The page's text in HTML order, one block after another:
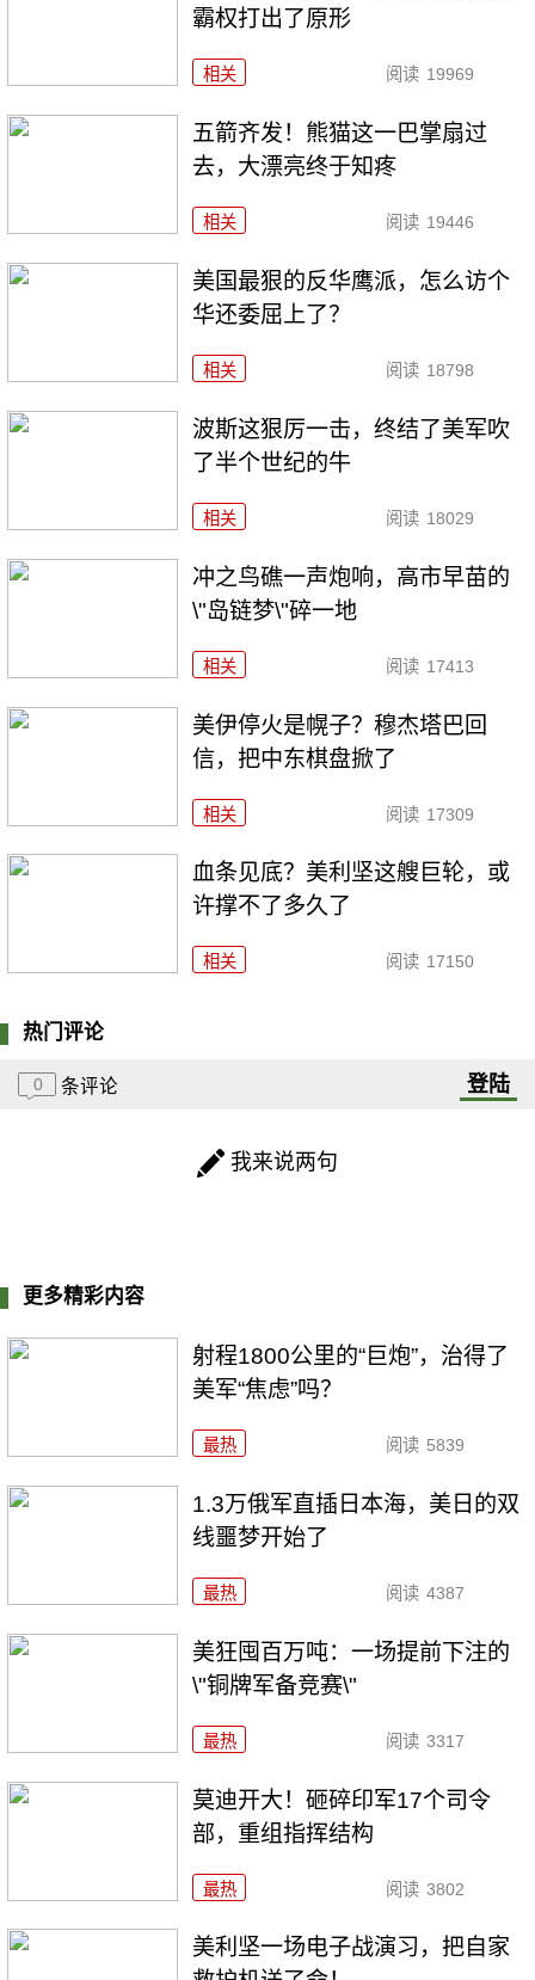
霸权打出了原形
相关 阅读 19969
五箭齐发！熊猫这一巴掌扇过
去，大漂亮终于知疼
相关 阅读 19446
美国最狠的反华鹰派，怎么访个
华还委屈上了？
相关 阅读 18798
波斯这狠厉一击，终结了美军吹
了半个世纪的牛
相关 阅读 18029
冲之鸟礁一声炮响，高市早苗的
\"岛链梦\"碎一地
相关 阅读 17413
美伊停火是幌子？穆杰塔巴回
信，把中东棋盘掀了
相关 阅读 17309
血条见底？美利坚这艘巨轮，或
许撑不了多久了
相关 阅读 17150
热门评论
0 条评论 登陆
我来说两句
更多精彩内容
射程1800公里的“巨炮”，治得了
美军“焦虑”吗？
最热 阅读 5839
1.3万俄军直插日本海，美日的双
线噩梦开始了
最热 阅读 4387
美狂囤百万吨：一场提前下注的
\"铜牌军备竞赛\"
最热 阅读 3317
莫迪开大！砸碎印军17个司令
部，重组指挥结构
最热 阅读 3802
美利坚一场电子战演习，把自家